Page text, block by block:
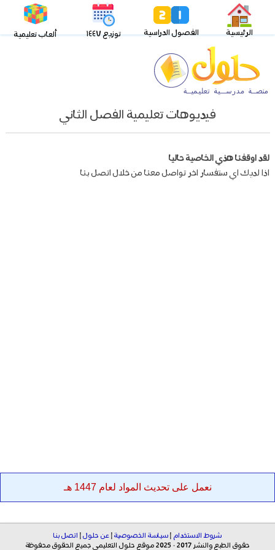
الرئيسية الفصول الدراسية توزيع ١٤٤٧ ألعاب تعليمية
فيديوهات تعليمية الفصل الثاني
لقد اوقفنا هذي الخاصية حاليا
اذا لديك اي ستفسار اخر تواصل معنا من خلال اتصل بنا
نعمل على تحديث المواد لعام 1447 هـ
شروط الاستخدام | سياسة الخصوصية | عن حلول | اتصل بنا
حقوق الطبع والنشر 2017 - 2025 موقع حلول التعليمي جميع الحقوق محفوظة